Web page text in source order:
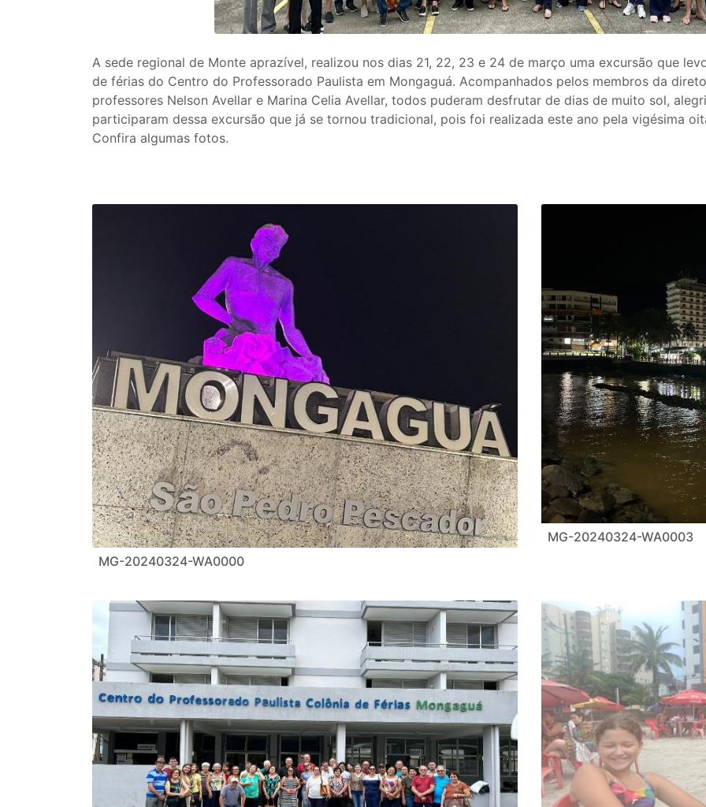
A sede regional de Monte aprazível, realizou nos dias 21, 22, 23 e 24 de março uma excursão que
de férias do Centro do Professorado Paulista em Mongaguá. Acompanhados pelos membros da
professores Nelson Avellar e Marina Celia Avellar, todos puderam desfrutar de dias de muito sol,
participaram dessa excursão que já se tornou tradicional, pois foi realizada este ano pela
Confira algumas fotos.
MG-20240324-WA0000
MG-20240324-WA0003